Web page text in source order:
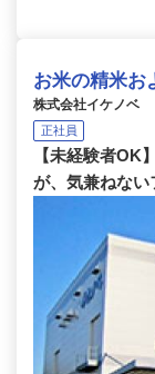
お米の精米お
株式会社イケノベ
正社員
【未経験者OK
が、気兼ねない